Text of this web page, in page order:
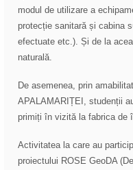
modul de utilizare a
protecție sanitară și cabina
efectuate etc.). Și de la
naturală.
De asemenea, prin
APALAMARIȚEI, studenții
primiți în vizită la fabrica de
Activitatea la care au
proiectului ROSE GeoDA